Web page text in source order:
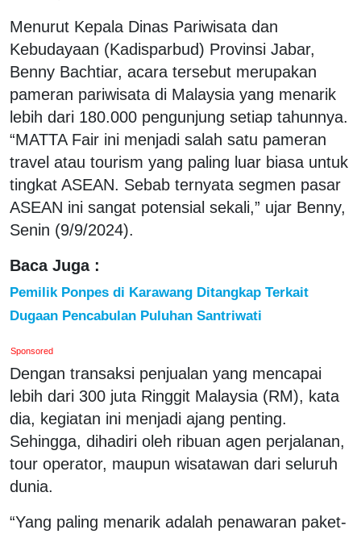
Menurut Kepala Dinas Pariwisata dan
Kebudayaan (Kadisparbud) Provinsi Jabar,
Benny Bachtiar, acara tersebut merupakan
pameran pariwisata di Malaysia yang menarik
lebih dari 180.000 pengunjung setiap tahunnya.
“MATTA Fair ini menjadi salah satu pameran
travel atau tourism yang paling luar biasa untuk
tingkat ASEAN. Sebab ternyata segmen pasar
ASEAN ini sangat potensial sekali,” ujar Benny,
Senin (9/9/2024).
Baca Juga :
Pemilik Ponpes di Karawang Ditangkap Terkait
Dugaan Pencabulan Puluhan Santriwati
Sponsored
Dengan transaksi penjualan yang mencapai
lebih dari 300 juta Ringgit Malaysia (RM), kata
dia, kegiatan ini menjadi ajang penting.
Sehingga, dihadiri oleh ribuan agen perjalanan,
tour operator, maupun wisatawan dari seluruh
dunia.
“Yang paling menarik adalah penawaran paket-